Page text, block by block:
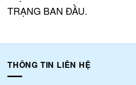
TRẠNG BAN ĐẦU.
THÔNG TIN LIÊN HỆ